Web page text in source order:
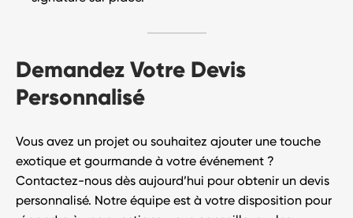
Demandez Votre Devis
Personnalisé
Vous avez un projet ou souhaitez ajouter une touche
exotique et gourmande à votre événement ?
Contactez-nous dès aujourd’hui pour obtenir un devis
personnalisé. Notre équipe est à votre disposition pour